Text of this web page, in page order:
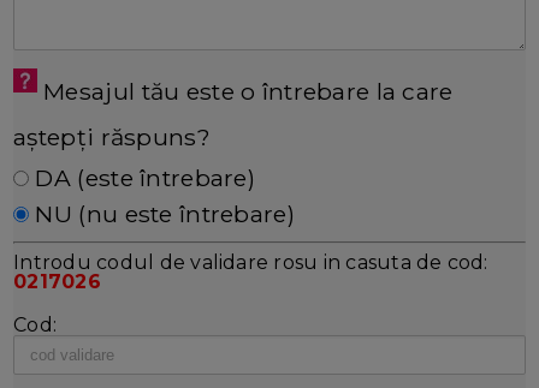
Mesajul tău este o întrebare la care
aștepți răspuns?
DA (este întrebare)
NU (nu este întrebare)
Introdu codul de validare rosu in casuta de cod:
0217026
Cod: